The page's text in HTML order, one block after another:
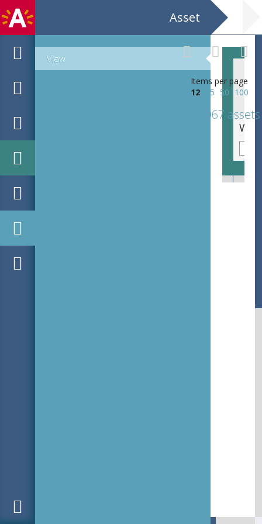
Asset
View
Items per page
12
25 50 100
1067 assets